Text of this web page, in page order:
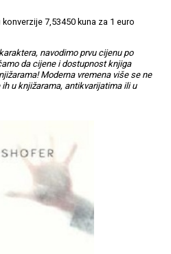
7,53450 kuna za 1 euro
navodimo prvu cijenu po
da cijene i dostupnost knjiga
Moderna vremena više se ne
u knjižarama, antikvarijatima ili u